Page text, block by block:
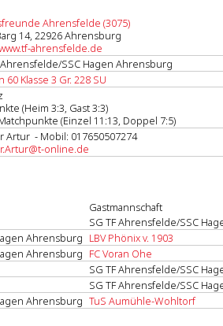
Ahrensfelde (3075)
14, 22926 Ahrensburg
ahrensfelde.de
Ahrensfelde/SSC Hagen Ahrensburg
60 Klasse 3 Gr. 228 SU
(Heim 3:3, Gast 3:3)
(Einzel 11:13, Doppel 7:5)
Artur - Mobil: 017650507274
online.de
Gastmannschaft
SG TF Ahrensfelde/SSC
Ahrensburg LBV Phönix v. 1903
Ahrensburg FC Voran Ohe
SG TF Ahrensfelde/SSC
SG TF Ahrensfelde/SSC
Ahrensburg TuS Aumühle-Wohltorf